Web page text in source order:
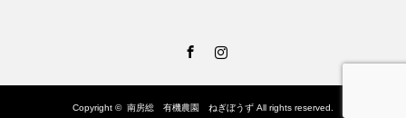
Copyright © 南房総 有機農園 ねぎぼうず All rights reserved.